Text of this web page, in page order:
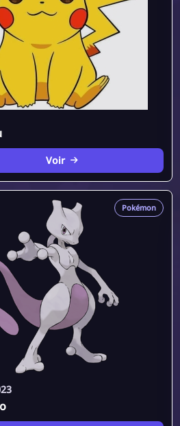
Voir
Pokémon